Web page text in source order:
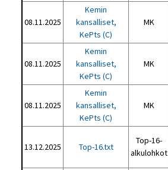
08.11.2025
Kemin
kansalliset,
KePts (C)
MK
08.11.2025
Kemin
kansalliset,
KePts (C)
MK
08.11.2025
Kemin
kansalliset,
KePts (C)
MK
13.12.2025 Top-16.txt
Top-16-
alkulohkot